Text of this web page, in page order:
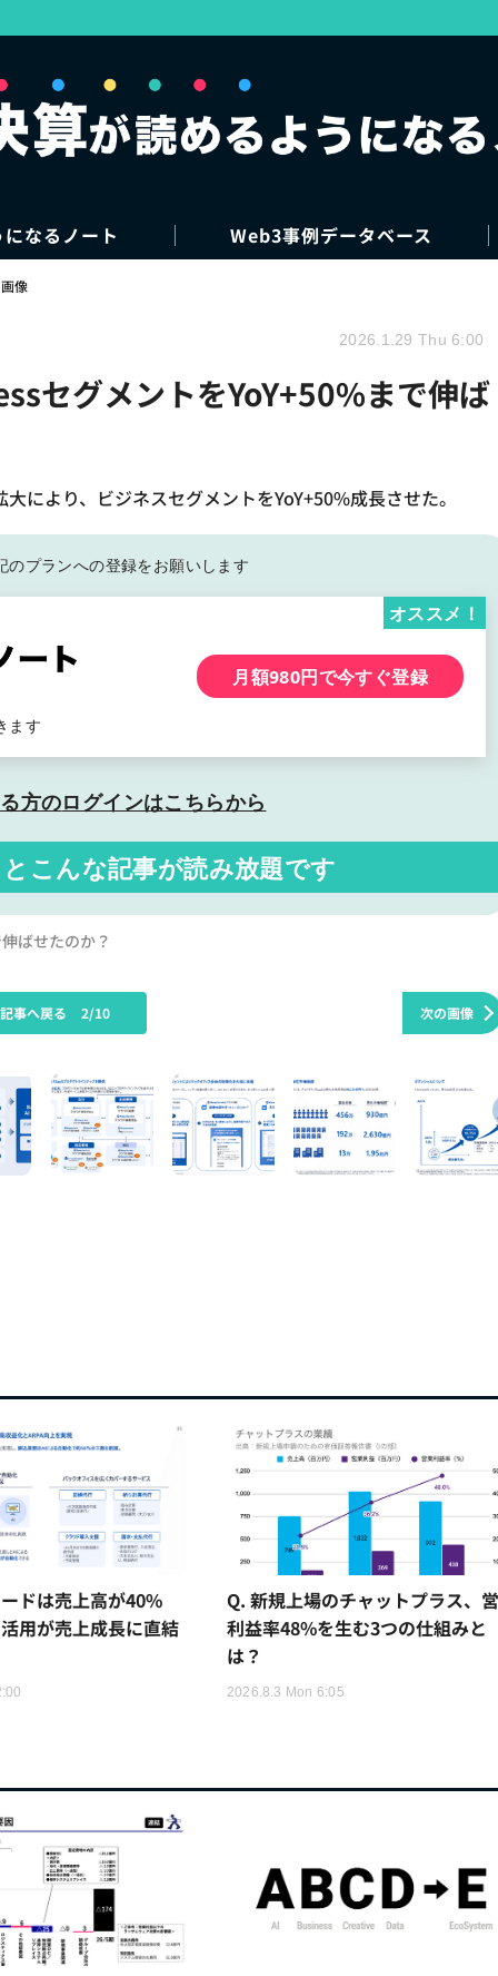
なるノート Web3事例データベース
像
セグメントをYoY+50%まで伸ば
により、ビジネスセグメントをYoY+50%成長させた。
2026.1.29 Thu 6:00
のプランへの登録をお願いします
ます
オススメ！
月額980円で今すぐ登録
方のログインはこちらから
こんな記事が読み放題です
ばせたのか？
次の画像
事へ戻る 2/10
ドは売上高が40%
用が売上成長に直結
Q. 新規上場のチャットプラス、
利益率48%を生む3つの仕組みと
は？
2026.8.3 Mon 6:05